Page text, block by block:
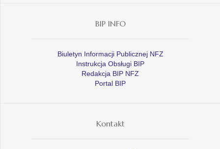
BIP INFO
Biuletyn Informacji Publicznej NFZ
Instrukcja Obsługi BIP
Redakcja BIP NFZ
Portal BIP
Kontakt